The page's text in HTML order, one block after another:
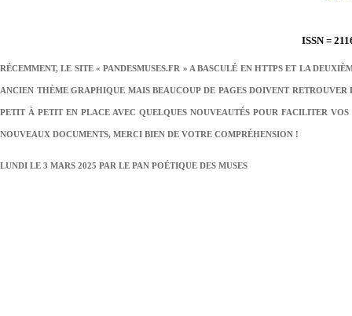
ISSN =
RÉCEMMENT, LE SITE « PANDESMUSES.FR » A BASCULÉ EN HTTPS ET LA
ANCIEN THÈME GRAPHIQUE MAIS BEAUCOUP DE PAGES DOIVENT
PETIT À PETIT EN PLACE AVEC QUELQUES NOUVEAUTÉS POUR FACILITER
NOUVEAUX DOCUMENTS, MERCI BIEN DE VOTRE COMPRÉHENSION !
LUNDI LE 3 MARS 2025 PAR LE PAN POÉTIQUE DES MUSES